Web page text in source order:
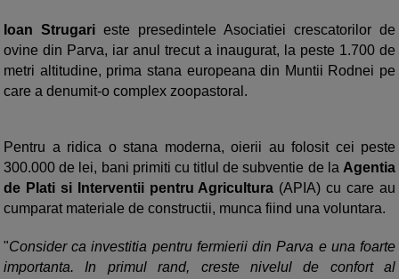
Ioan Strugari este presedintele Asociatiei crescatorilor de
ovine din Parva, iar anul trecut a inaugurat, la peste 1.700 de
metri altitudine, prima stana europeana din Muntii Rodnei pe
care a denumit-o complex zoopastoral.
Pentru a ridica o stana moderna, oierii au folosit cei peste
300.000 de lei, bani primiti cu titlul de subventie de la Agentia
de Plati si Interventii pentru Agricultura (APIA) cu care au
cumparat materiale de constructii, munca fiind una voluntara.
"Consider ca investitia pentru fermierii din Parva e una foarte
importanta. In primul rand, creste nivelul de confort al